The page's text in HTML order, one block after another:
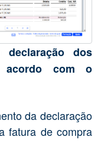
declaração dos
acordo com o
da declaração
fatura de compra